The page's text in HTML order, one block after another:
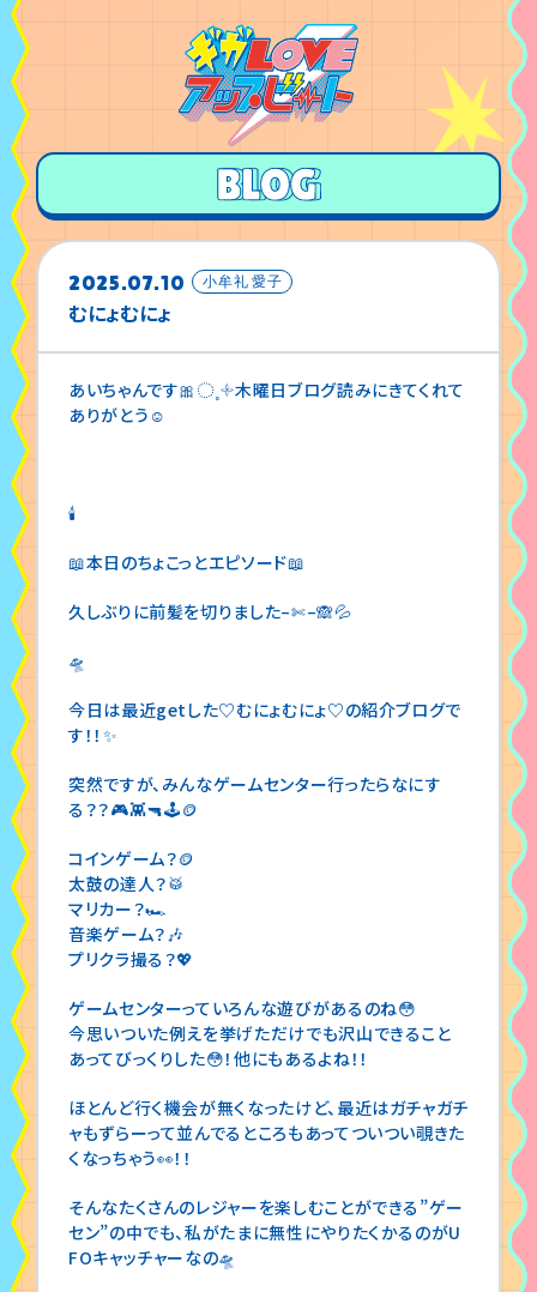
2025.07.10 小牟礼 愛子
むにょむにょ
あいちゃんです🎀◌˳𓇬木曜日ブログ読みにきてくれて
ありがとう☺️
🕯
📖本日のちょこっとエピソード📖
久しぶりに前髪を切りました–✄–🙈💦
🛸
今日は最近getした♡むにょむにょ♡の紹介ブログで
す！！✨
突然ですが、みんなゲームセンター行ったらなにす
る？？🎮👾🔫🕹🪙
コインゲーム？🪙
太鼓の達人？🥁
マリカー？🏎
音楽ゲーム？🎶
プリクラ撮る？💖
ゲームセンターっていろんな遊びがあるのね😳
今思いついた例えを挙げただけでも沢山できること
あってびっくりした😳！他にもあるよね！！
ほとんど行く機会が無くなったけど、最近はガチャガチ
ャもずらーって並んでるところもあってついつい覗きた
くなっちゃう👀！！
そんなたくさんのレジャーを楽しむことができる”ゲー
セン”の中でも、私がたまに無性にやりたくかるのがU
FOキャッチャーなの🛸